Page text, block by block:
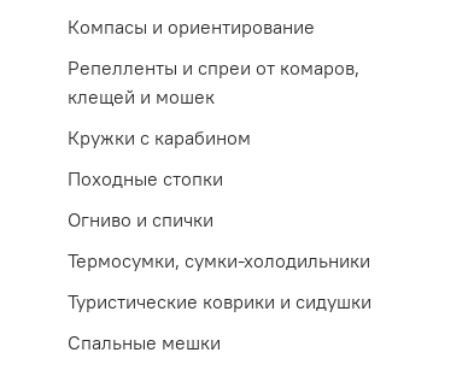
Компасы и ориентирование
Репелленты и спреи от комаров,
клещей и мошек
Кружки с карабином
Походные стопки
Огниво и спички
Термосумки, сумки-холодильники
Туристические коврики и сидушки
Спальные мешки